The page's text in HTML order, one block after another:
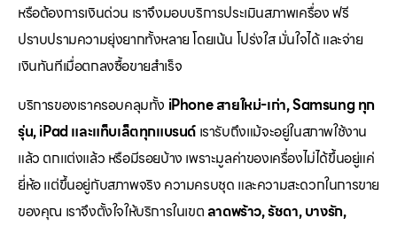
หรือต้องการเงินด่วน เราจึงมอบบริการประเมินสภาพเครื่อง ฟรี
ปราบปรามความยุ่งยากทั้งหลาย โดยเน้น โปร่งใส มั่นใจได้ และจ่าย
เงินทันทีเมื่อตกลงซื้อขายสำเร็จ
บริการของเราครอบคลุมทั้ง iPhone สายใหม่-เก่า, Samsung ทุก
รุ่น, iPad และแท็บเล็ตทุกแบรนด์ เรารับถึงแม้จะอยู่ในสภาพใช้งาน
แล้ว ตกแต่งแล้ว หรือมีรอยบ้าง เพราะมูลค่าของเครื่องไม่ได้ขึ้นอยู่แค่
ยี่ห้อ แต่ขึ้นอยู่กับสภาพจริง ความครบชุด และความสะดวกในการขาย
ของคุณ เราจึงตั้งใจให้บริการในเขตลาดพร้าว, รัชดา, บางรัก,